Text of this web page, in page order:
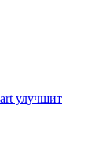
улучшит